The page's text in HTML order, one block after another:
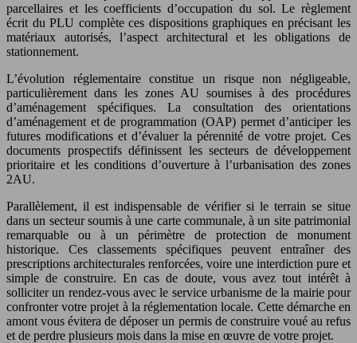
parcellaires et les coefficients d’occupation du sol. Le règlement
écrit du PLU complète ces dispositions graphiques en précisant les
matériaux autorisés, l’aspect architectural et les obligations de
stationnement.
L’évolution réglementaire constitue un risque non négligeable,
particulièrement dans les zones AU soumises à des procédures
d’aménagement spécifiques. La consultation des orientations
d’aménagement et de programmation (OAP) permet d’anticiper les
futures modifications et d’évaluer la pérennité de votre projet. Ces
documents prospectifs définissent les secteurs de développement
prioritaire et les conditions d’ouverture à l’urbanisation des zones
2AU.
Parallèlement, il est indispensable de vérifier si le terrain se situe
dans un secteur soumis à une carte communale, à un site patrimonial
remarquable ou à un périmètre de protection de monument
historique. Ces classements spécifiques peuvent entraîner des
prescriptions architecturales renforcées, voire une interdiction pure et
simple de construire. En cas de doute, vous avez tout intérêt à
solliciter un rendez-vous avec le service urbanisme de la mairie pour
confronter votre projet à la réglementation locale. Cette démarche en
amont vous évitera de déposer un permis de construire voué au refus
et de perdre plusieurs mois dans la mise en œuvre de votre projet.